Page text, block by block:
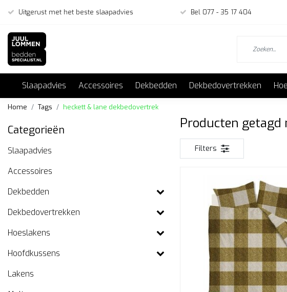
Uitgerust met het beste slaapadvies Bel 077 - 35 17 404
Slaapadvies Accessoires Dekbedden Dekbedovertrekken
Home Tags heckett & lane dekbedovertrek
Categorieën
Slaapadvies
Accessoires
Dekbedden
Dekbedovertrekken
Hoeslakens
Hoofdkussens
Lakens
Producten getagd
Filters